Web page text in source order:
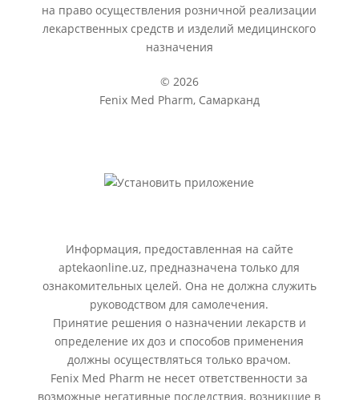
на право осуществления розничной реализации
лекарственных средств и изделий медицинского
назначения
© 2026
Fenix Med Pharm, Самарканд
Информация, предоставленная на сайте
aptekaonline.uz, предназначена только для
ознакомительных целей. Она не должна служить
руководством для самолечения.
Принятие решения о назначении лекарств и
определение их доз и способов применения
должны осуществляться только врачом.
Fenix Med Pharm не несет ответственности за
возможные негативные последствия, возникшие в